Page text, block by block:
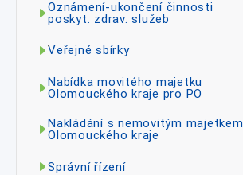
Oznámení-ukončení činnosti
poskyt. zdrav. služeb
Veřejné sbírky
Nabídka movitého majetku
Olomouckého kraje pro PO
Nakládání s nemovitým majetkem
Olomouckého kraje
Správní řízení